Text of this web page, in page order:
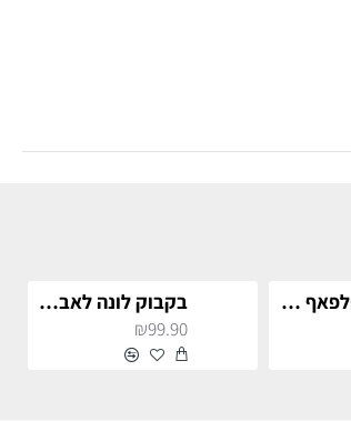
בקבוק הפלפאף צהוב בקבוק לונה לאבגוד ורוד
₪99.90